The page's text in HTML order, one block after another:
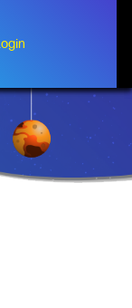
ะบาท